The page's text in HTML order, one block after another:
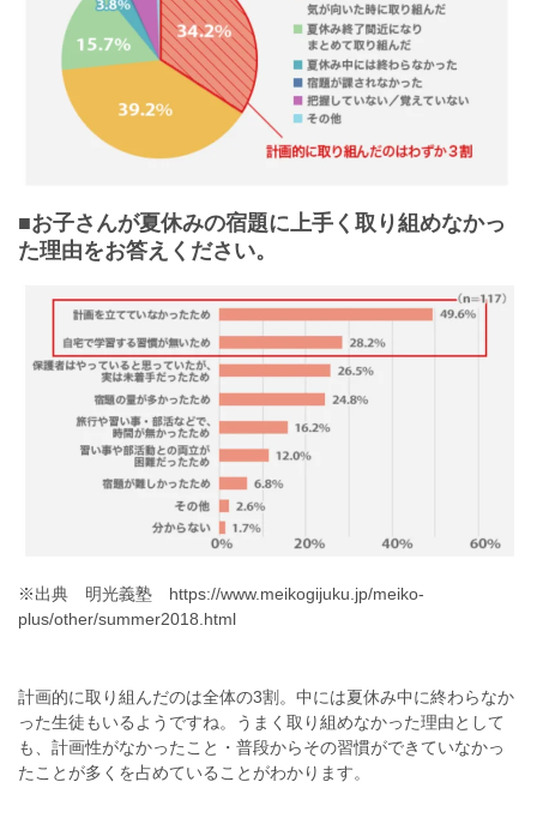
■お子さんが夏休みの宿題に上手く取り組めなかっ
た理由をお答えください。
※出典 明光義塾 https://www.meikogijuku.jp/meiko-
plus/other/summer2018.html
計画的に取り組んだのは全体の3割。中には夏休み中に終わらなか
った生徒もいるようですね。うまく取り組めなかった理由として
も、計画性がなかったこと・普段からその習慣ができていなかっ
たことが多くを占めていることがわかります。